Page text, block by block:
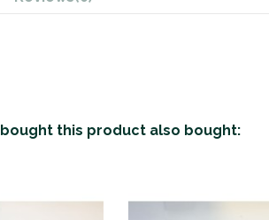
this product also bought: